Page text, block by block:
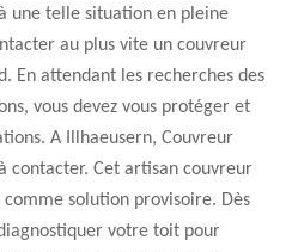
une telle situation en pleine
au plus vite un couvreur
En attendant les recherches des
vous devez vous protéger et
A Illhaeusern, Couvreur
contacter. Cet artisan couvreur
solution provisoire. Dès
votre toit pour